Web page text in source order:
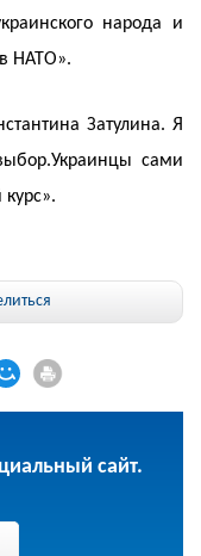
народа и
НАТО».
Затулина. Я
сами
сайт.